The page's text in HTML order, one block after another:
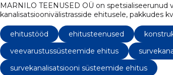
MARNILO TEENUSED OÜ on spetsialiseerunud
kanalisatsioonivälistrasside ehitusele, pakkudes
lahendusi kogu Eestis.
ehitustööd
ehitusteenused
veevarustussüsteemide ehitus
survekanalisatsiooni süsteemide ehitus